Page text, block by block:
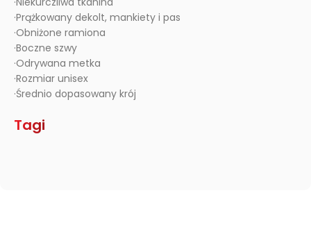
·Prążkowany dekolt, mankiety i pas
·Obniżone ramiona
·Boczne szwy
·Odrywana metka
·Rozmiar unisex
·Średnio dopasowany krój
Tagi